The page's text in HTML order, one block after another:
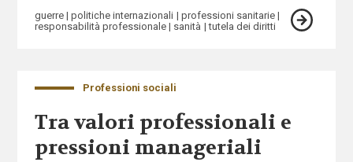
guerre politiche internazionali
professioni sanitarie
responsabilità professionale
sanità tutela dei diritti
Professioni sociali
Tra valori professionali e
pressioni manageriali